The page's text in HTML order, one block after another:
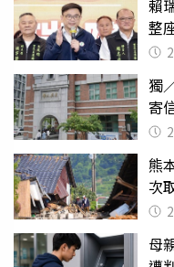
賴
整
獨
寄
關
熊
次
母